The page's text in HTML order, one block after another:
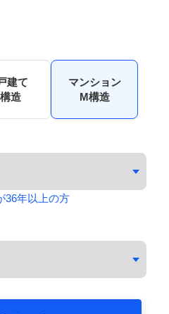
建て
造
マンション
M構造
36年以上の方